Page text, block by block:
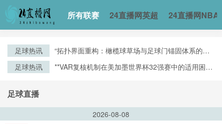
所有联赛 24直播网英超 24直播网NBA
足球热讯
“拓扑界面重构：橄榄球草场与足球门锚固体系的空
足球热讯
**VAR复核机制在美加墨世界杯32强赛中的适用困境
足球直播
2026-08-08